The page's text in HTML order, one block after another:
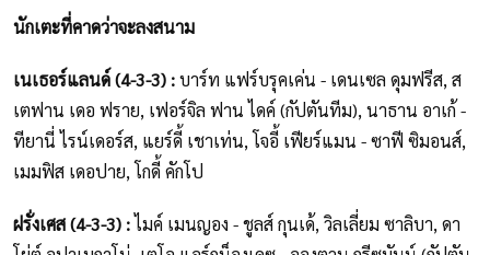
นักเตะที่คาดว่าจะลงสนาม
เนเธอร์แลนด์ (4-3-3) :บาร์ท แฟร์บรุคเค่น - เดนเซล ดุมฟรีส, ส
เตฟาน เดอ ฟราย, เฟอร์จิล ฟาน ไดค์ (กัปตันทีม), นาธาน อาเก้ -
ทียานี่ ไรน์เดอร์ส, แยร์ดี้ เชาเท่น, โจอี้ เฟียร์แมน - ซาฟี ซิมอนส์,
เมมฟิส เดอปาย, โกดี้ คักโป
ฝรั่งเศส (4-3-3) :ไมค์ เมนญอง - ชูลส์ กุนเด้, วิลเลี่ยม ซาลิบา, ดา